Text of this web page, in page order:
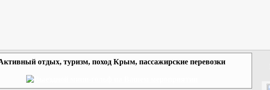
отдых, туризм, поход Крым, пассажирские перевозки